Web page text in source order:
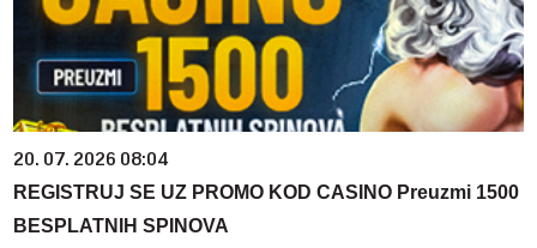
20. 07. 2026 08:04
REGISTRUJ SE UZ PROMO KOD CASINO Preuzmi 1500
BESPLATNIH SPINOVA